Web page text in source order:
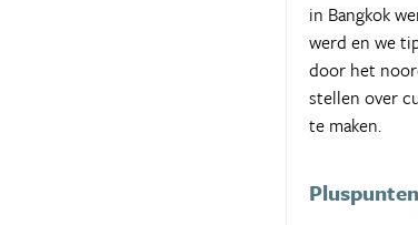
in Bangkok
werd en we
door het
stellen over
te maken.